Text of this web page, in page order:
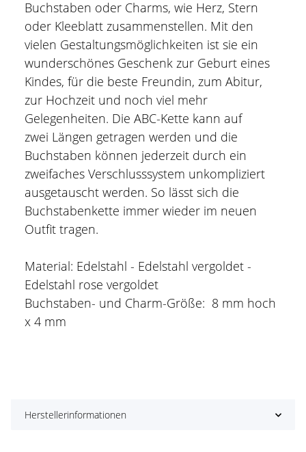
Buchstaben oder Charms, wie Herz, Stern
oder Kleeblatt zusammenstellen. Mit den
vielen Gestaltungsmöglichkeiten ist sie ein
wunderschönes Geschenk zur Geburt eines
Kindes, für die beste Freundin, zum Abitur,
zur Hochzeit und noch viel mehr
Gelegenheiten. Die ABC-Kette kann auf
zwei Längen getragen werden und die
Buchstaben können jederzeit durch ein
zweifaches Verschlusssystem unkompliziert
ausgetauscht werden. So lässt sich die
Buchstabenkette immer wieder im neuen
Outfit tragen.
Material: Edelstahl - Edelstahl vergoldet -
Edelstahl rose vergoldet
Buchstaben- und Charm-Größe: 8 mm hoch
x 4 mm
Herstellerinformationen